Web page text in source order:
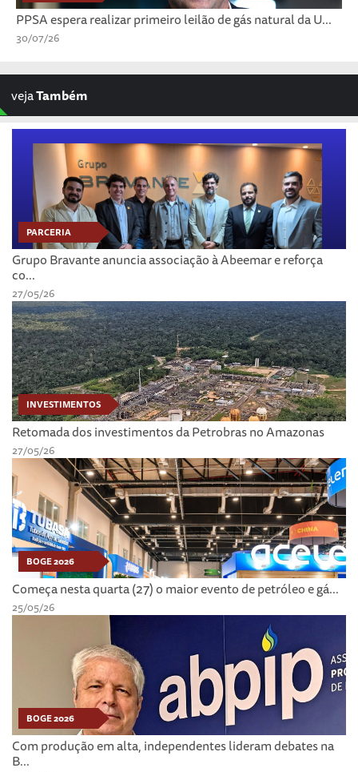
PPSA espera realizar primeiro leilão de gás natural da U...
30/07/26
vejaTambém
PARCERIA
Grupo Bravante anuncia associação à Abeemar e reforça
co...
27/05/26
INVESTIMENTOS
Retomada dos investimentos da Petrobras no Amazonas
27/05/26
BOGE 2026
Começa nesta quarta (27) o maior evento de petróleo e gá...
25/05/26
BOGE 2026
Com produção em alta, independentes lideram debates na
B...